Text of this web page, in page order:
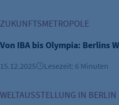
ZUKUNFTSMETROPOLE
Von IBA bis Olympia: Berlins
15.12.2025 Lesezeit: 6 Minuten
WELTAUSSTELLUNG IN BERLIN